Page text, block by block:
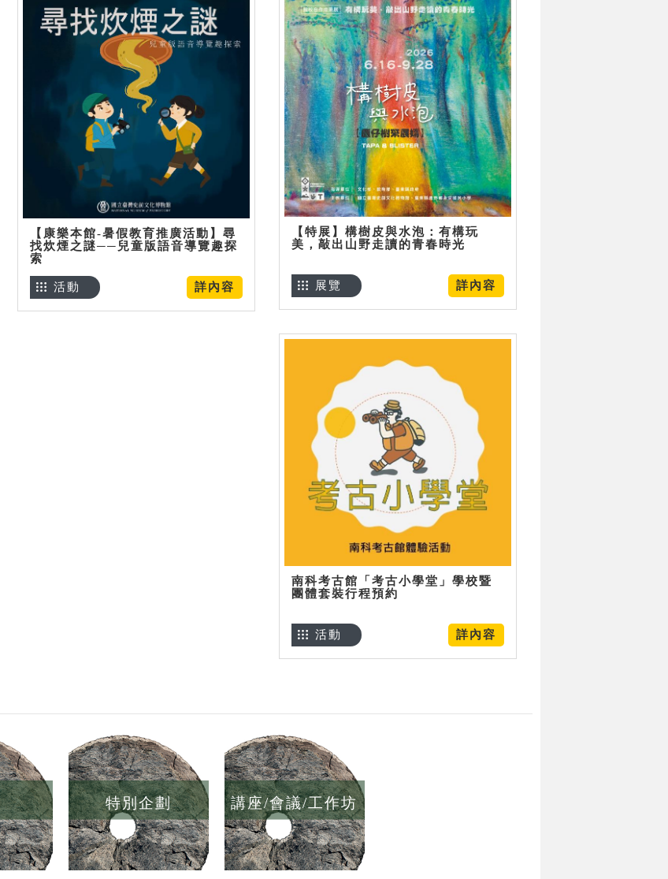
【康樂本館-暑假教育推廣活動】尋
找炊煙之謎──兒童版語音導覽趣探
索
詳內容
活動
【特展】構樹皮與水泡：有構玩
美，敲出山野走讀的青春時光
詳內容
展覽
南科考古館「考古小學堂」學校暨
團體套裝行程預約
詳內容
活動
特別企劃 講座/會議/工作坊